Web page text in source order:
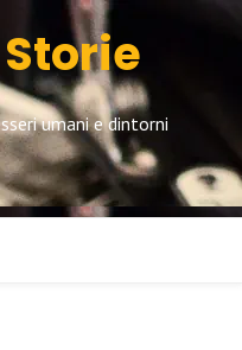
umani e dintorni